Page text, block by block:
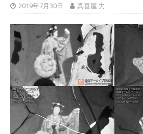
2019年7月30日 真喜屋 力